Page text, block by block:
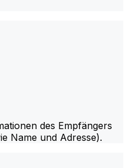
des Empfängers
Name und Adresse).